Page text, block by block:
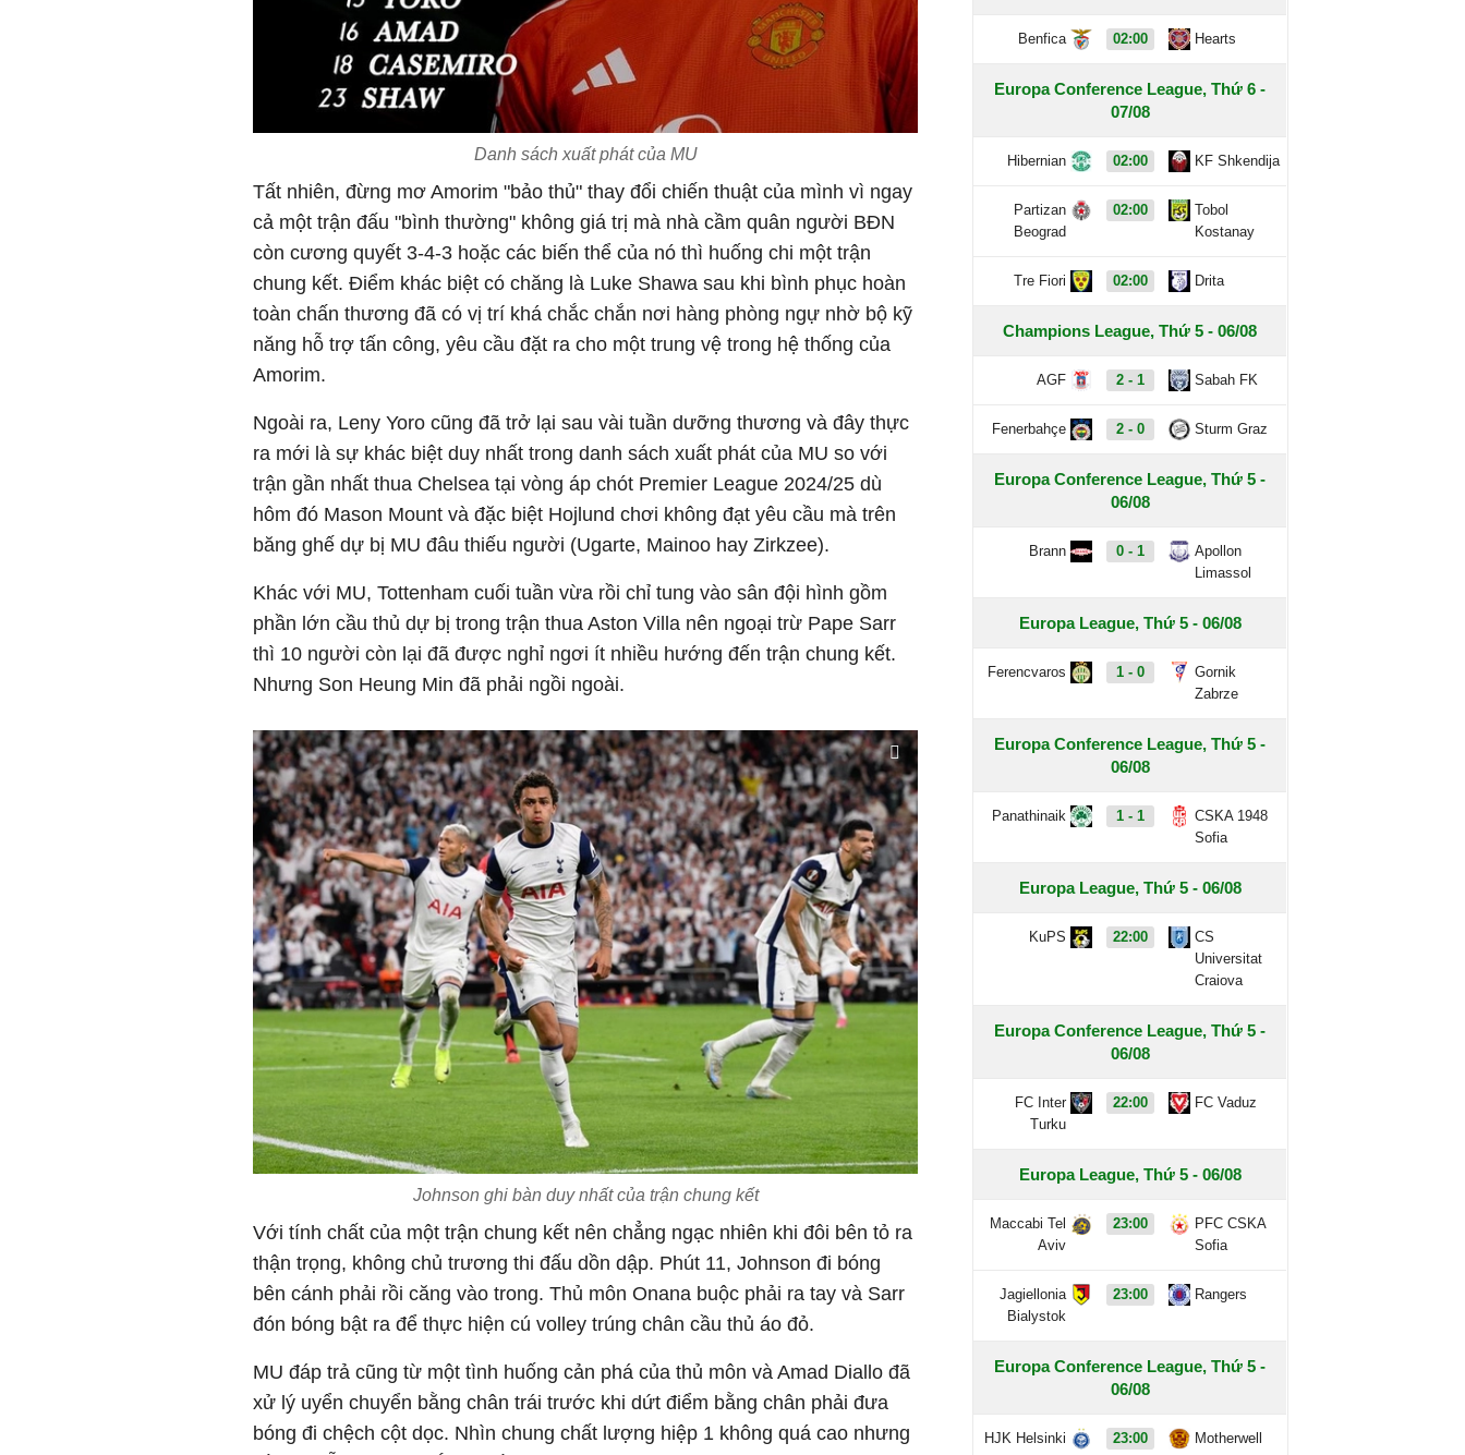
Danh sách xuất phát của MU
Tất nhiên, đừng mơ Amorim "bảo thủ" thay đổi chiến thuật của mình vì ngay
cả một trận đấu "bình thường" không giá trị mà nhà cầm quân người BĐN
còn cương quyết 3-4-3 hoặc các biến thể của nó thì huống chi một trận
chung kết. Điểm khác biệt có chăng là Luke Shawa sau khi bình phục hoàn
toàn chấn thương đã có vị trí khá chắc chắn nơi hàng phòng ngự nhờ bộ kỹ
năng hỗ trợ tấn công, yêu cầu đặt ra cho một trung vệ trong hệ thống của
Amorim.
Ngoài ra, Leny Yoro cũng đã trở lại sau vài tuần dưỡng thương và đây thực
ra mới là sự khác biệt duy nhất trong danh sách xuất phát của MU so với
trận gần nhất thua Chelsea tại vòng áp chót Premier League 2024/25 dù
hôm đó Mason Mount và đặc biệt Hojlund chơi không đạt yêu cầu mà trên
băng ghế dự bị MU đâu thiếu người (Ugarte, Mainoo hay Zirkzee).
Khác với MU, Tottenham cuối tuần vừa rồi chỉ tung vào sân đội hình gồm
phần lớn cầu thủ dự bị trong trận thua Aston Villa nên ngoại trừ Pape Sarr
thì 10 người còn lại đã được nghỉ ngơi ít nhiều hướng đến trận chung kết.
Nhưng Son Heung Min đã phải ngồi ngoài.
Johnson ghi bàn duy nhất của trận chung kết
Với tính chất của một trận chung kết nên chẳng ngạc nhiên khi đôi bên tỏ ra
thận trọng, không chủ trương thi đấu dồn dập. Phút 11, Johnson đi bóng
bên cánh phải rồi căng vào trong. Thủ môn Onana buộc phải ra tay và Sarr
đón bóng bật ra để thực hiện cú volley trúng chân cầu thủ áo đỏ.
MU đáp trả cũng từ một tình huống cản phá của thủ môn và Amad Diallo đã
xử lý uyển chuyển bằng chân trái trước khi dứt điểm bằng chân phải đưa
bóng đi chệch cột dọc. Nhìn chung chất lượng hiệp 1 không quá cao nhưng
Benfica 02:00 Hearts
Europa Conference League, Thứ 6 -
07/08
Hibernian 02:00 KF Shkendija
Partizan
Beograd
02:00
Tobol
Kostanay
Tre Fiori 02:00 Drita
Champions League, Thứ 5 - 06/08
AGF 2 - 1 Sabah FK
Fenerbahçe 2 - 0 Sturm Graz
Europa Conference League, Thứ 5 -
06/08
Brann 0 - 1
Apollon
Limassol
Europa League, Thứ 5 - 06/08
Ferencvaros 1 - 0
Gornik
Zabrze
Europa Conference League, Thứ 5 -
06/08
Panathinaik 1 - 1
CSKA 1948
Sofia
Europa League, Thứ 5 - 06/08
KuPS 22:00
CS
Universitat
Craiova
Europa Conference League, Thứ 5 -
06/08
FC Inter
Turku
22:00 FC Vaduz
Europa League, Thứ 5 - 06/08
Maccabi Tel
Aviv
23:00
PFC CSKA
Sofia
Jagiellonia
Bialystok
23:00 Rangers
Europa Conference League, Thứ 5 -
06/08
HJK Helsinki 23:00 Motherwell